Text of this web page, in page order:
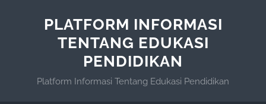
PLATFORM INFORMASI
TENTANG EDUKASI
PENDIDIKAN
Platform Informasi Tentang Edukasi Pendidikan